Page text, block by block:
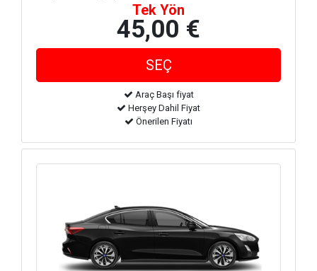
Tek Yön
45,00 €
Araç Başı fiyat
Herşey Dahil Fiyat
Önerilen Fiyatı